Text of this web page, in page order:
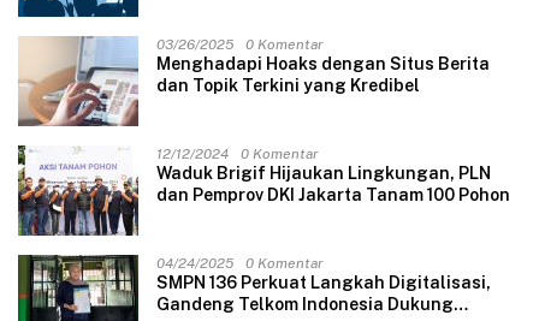
03/26/2025 0 Komentar
Menghadapi Hoaks dengan Situs Berita
dan Topik Terkini yang Kredibel
12/12/2024 0 Komentar
Waduk Brigif Hijaukan Lingkungan, PLN
dan Pemprov DKI Jakarta Tanam 100 Pohon
04/24/2025 0 Komentar
SMPN 136 Perkuat Langkah Digitalisasi,
Gandeng Telkom Indonesia Dukung